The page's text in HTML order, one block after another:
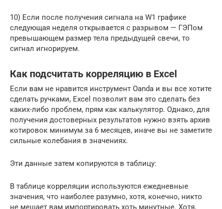
10) Если после получения сигнала на W1 графике
следующая неделя открывается с разрывом — ГЭПом
превышающем размер тела предыдущей свечи, то
сигнал игнорируем.
Как подсчитать корреляцию в Excel
Если вам не нравится инструмент Oanda и вы все хотите
сделать ручками, Excel позволит вам это сделать без
каких-либо проблем, прям как калькулятор. Однако, для
получения достоверных результатов нужно взять архив
котировок минимум за 6 месяцев, иначе вы не заметите
сильные колебания в значениях.
Эти данные затем копируются в таблицу:
В таблице корреляции используются ежедневные
значения, что наиболее разумно, хотя, конечно, никто
не мешает вам импортировать хоть минутные. Хотя,